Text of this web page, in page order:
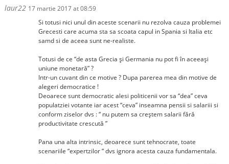
laur22 17 martie 2017 at 08:59
Si totusi nici unul din aceste scenarii nu rezolva cauza problemei
Grecesti care acuma sta sa scoata capul in Spania si Italia etc
samd si de aceea sunt ne-realiste.
Totusi de ce “de asta Grecia și Germania nu pot fi în aceeași
uniune monetară” ?
Intr-un cuvant din ce motive ? Dupa parerea mea din motive de
alegeri democratice !
Deoarece sunt democratic alesi politicenii vor sa “dea” ceva
populatziei votante iar acest “ceva” inseamna pensii si salariii si
conform ziselor dvs : “ nu putem sa creștem salarii fără
productivitate crescută ”
Pana una alta intrinsic, deoarece sunt tehnocrate, toate
scenariile “expertzilor “ dvs ignora acesta cauza fundamentala.